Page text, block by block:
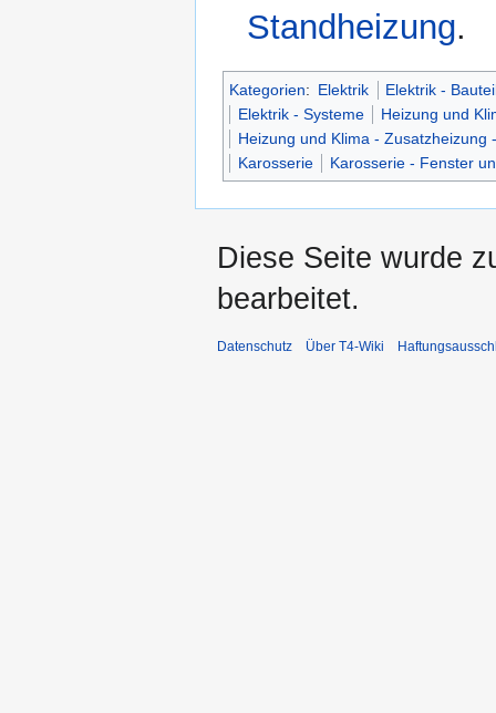
Standheizung.
Kategorien: Elektrik
Elektrik -
Elektrik - Systeme
Heizung und
Heizung und Klima - Zusatzheizung
Karosserie
Karosserie - Fenster
Diese Seite wurde
bearbeitet.
Datenschutz Über T4-Wiki